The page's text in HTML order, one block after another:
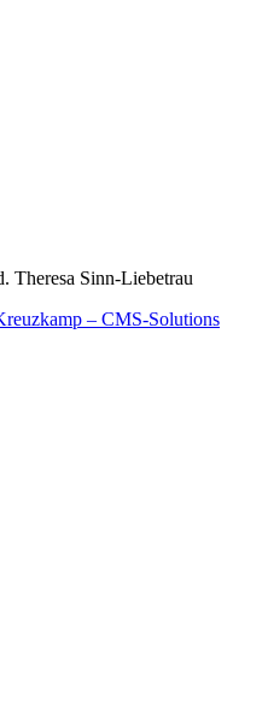
Theresa Sinn-Liebetrau
– CMS-Solutions